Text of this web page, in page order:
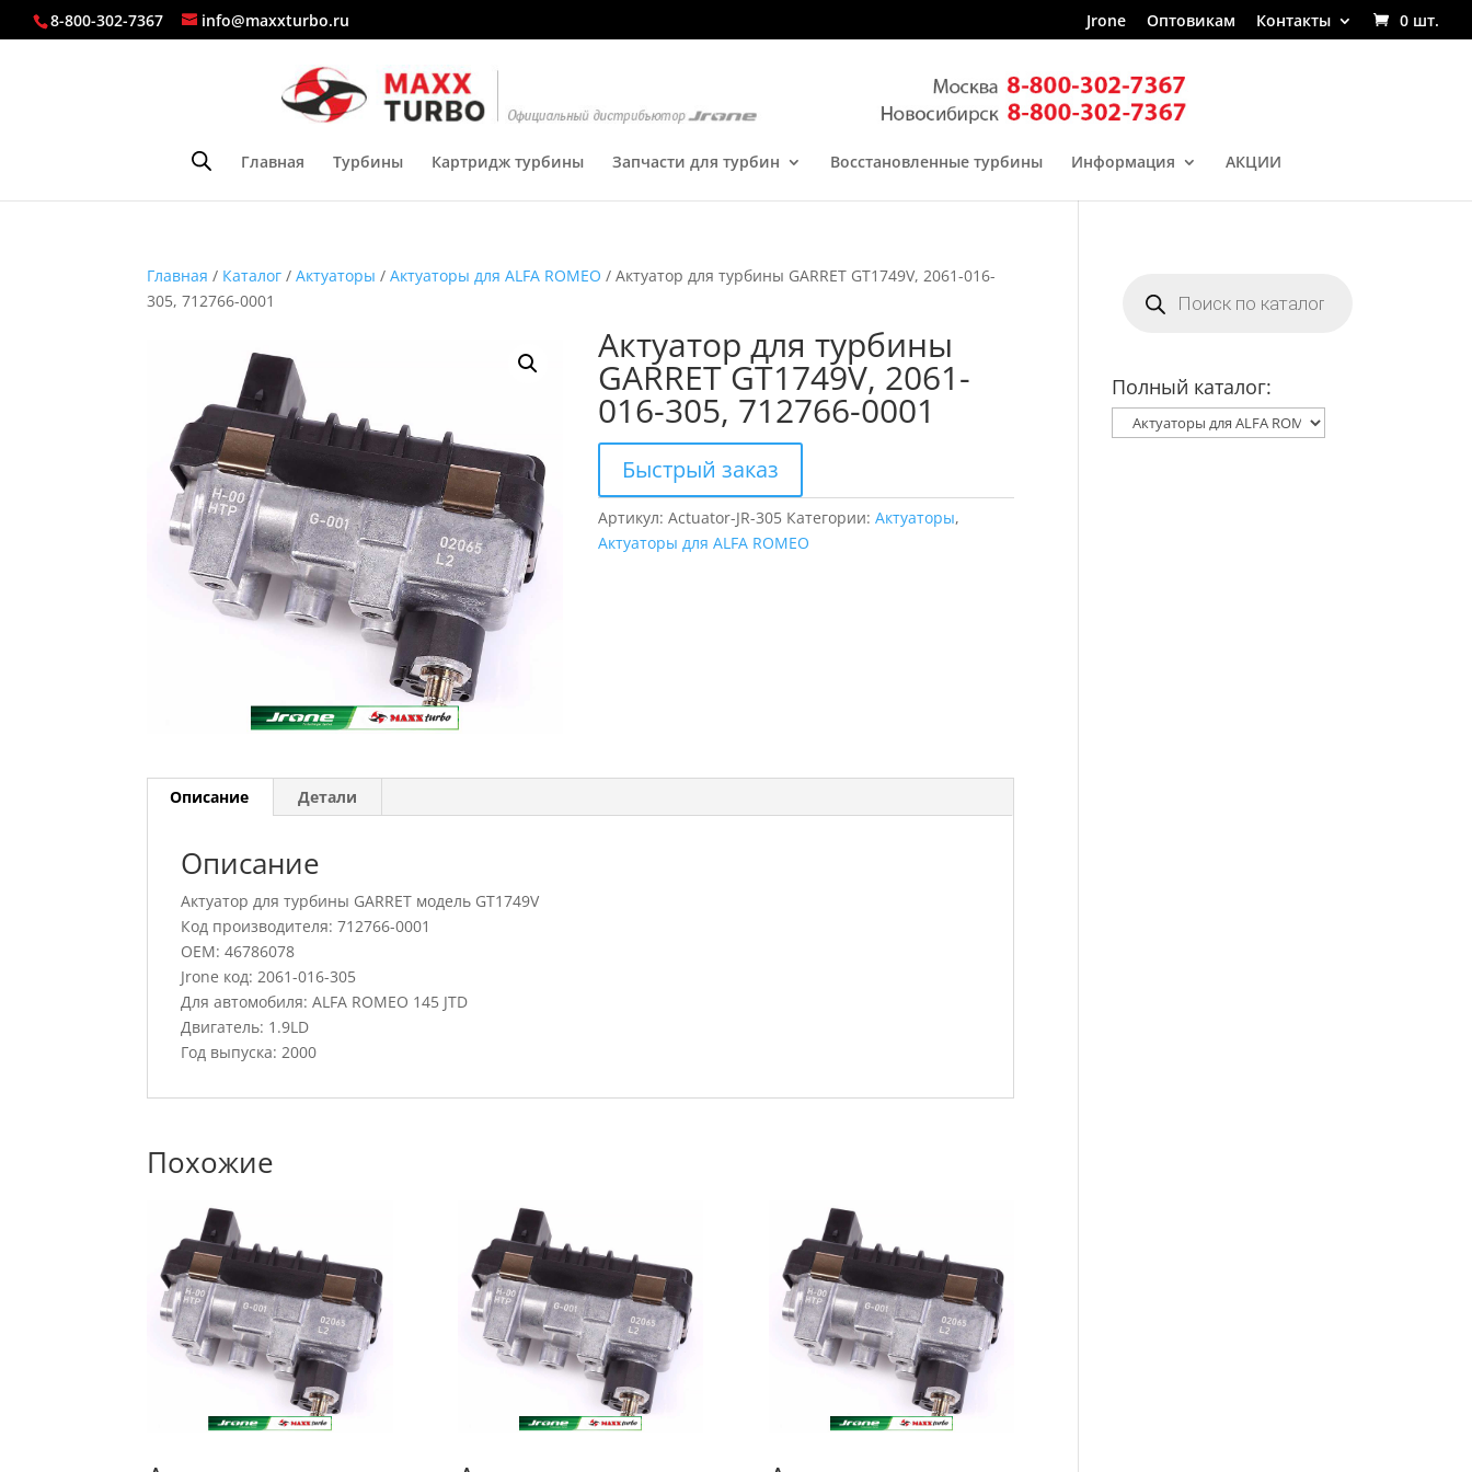
8-800-302-7367 info@maxxturbo.ru Jrone Оптовикам Контакты 0 шт.
Главная Турбины Картридж турбины Запчасти для турбин Восстановленные турбины Информация АКЦИИ
Главная / Каталог /Актуаторы /Актуаторы для ALFA ROMEO / Актуатор для турбины GARRET GT1749V, 2061-016-
305, 712766-0001
Актуатор для турбины
GARRET GT1749V, 2061-
016-305, 712766-0001
Быстрый заказ
Артикул:Actuator-JR-305 Категории:Актуаторы,
Актуаторы для ALFA ROMEO
Описание Детали
Описание
Актуатор для турбины GARRET модель GT1749V
Код производителя: 712766-0001
OEM: 46786078
Jrone код: 2061-016-305
Для автомобиля: ALFA ROMEO 145 JTD
Двигатель: 1.9LD
Год выпуска: 2000
Похожие
товаров
Полный каталог: